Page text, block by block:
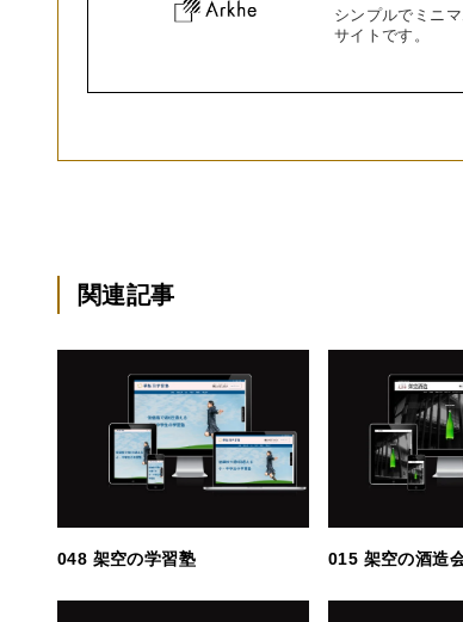
シンプルでミニ
サイトです。
関連記事
048 架空の学習塾 015 架空の酒造